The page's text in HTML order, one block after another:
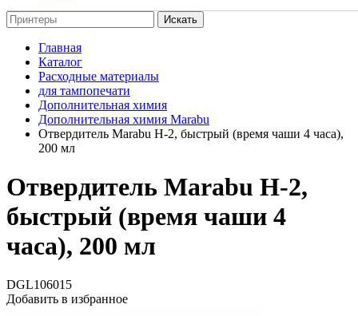
Искать
Главная
Каталог
Расходные материалы
для тампопечати
Дополнительная химия
Дополнительная химия Marabu
Отвердитель Marabu H-2, быстрый (время чаши 4 часа),
200 мл
Отвердитель Marabu H-2,
быстрый (время чаши 4
часа), 200 мл
DGL106015
Добавить в избранное